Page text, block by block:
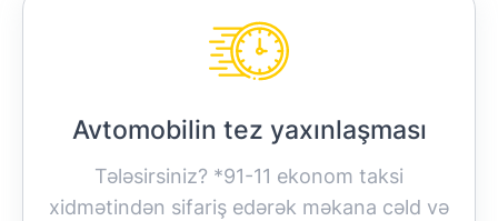
Avtomobilin tez yaxınlaşması
Tələsirsiniz? *91-11 ekonom taksi
xidmətindən sifariş edərək məkana cəld və